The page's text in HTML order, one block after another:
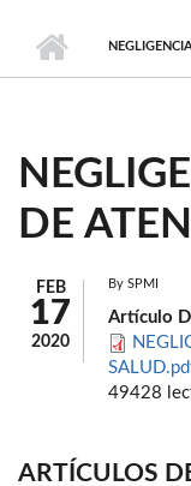
DE
FEB
17
2020
By SPMI
Artículo
49428
ARTÍCULOS